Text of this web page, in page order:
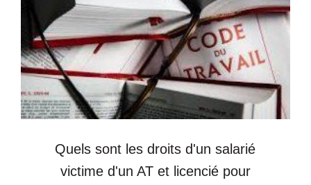
Quels sont les droits d'un salarié
victime d'un AT et licencié pour